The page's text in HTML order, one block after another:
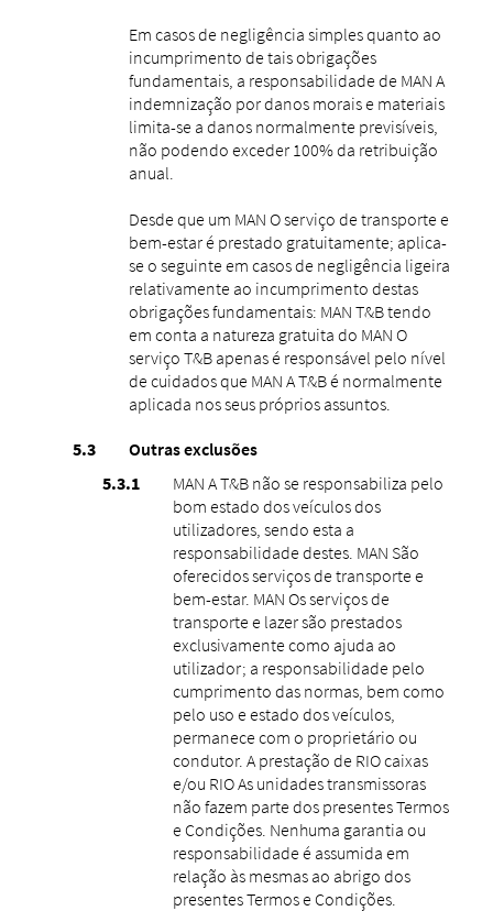
Em casos de negligência simples quanto ao
incumprimento de tais obrigações
fundamentais, a responsabilidade de MAN A
indemnização por danos morais e materiais
limita-se a danos normalmente previsíveis,
não podendo exceder 100% da retribuição
anual.
Desde que um MAN O serviço de transporte e
bem-estar é prestado gratuitamente; aplica-
se o seguinte em casos de negligência ligeira
relativamente ao incumprimento destas
obrigações fundamentais: MAN T&B tendo
em conta a natureza gratuita do MAN O
serviço T&B apenas é responsável pelo nível
de cuidados que MAN A T&B é normalmente
aplicada nos seus próprios assuntos.
Outras exclusões
MAN A T&B não se responsabiliza pelo
bom estado dos veículos dos
utilizadores, sendo esta a
responsabilidade destes. MAN São
oferecidos serviços de transporte e
bem-estar. MAN Os serviços de
transporte e lazer são prestados
exclusivamente como ajuda ao
utilizador; a responsabilidade pelo
cumprimento das normas, bem como
pelo uso e estado dos veículos,
permanece com o proprietário ou
condutor. A prestação de RIO caixas
e/ou RIO As unidades transmissoras
não fazem parte dos presentes Termos
e Condições. Nenhuma garantia ou
responsabilidade é assumida em
relação às mesmas ao abrigo dos
presentes Termos e Condições.